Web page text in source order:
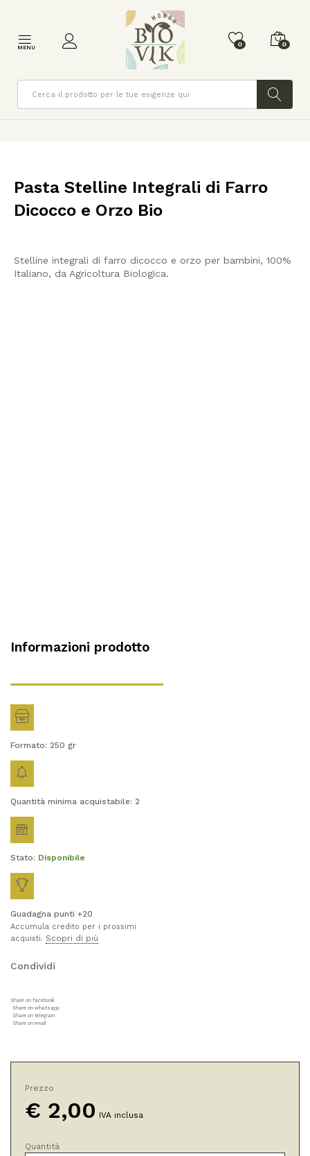
MENU 0 0
Cerca
Pasta Stelline Integrali di Farro
Dicocco e Orzo Bio
Stelline integrali di farro dicocco e orzo per bambini, 100%
Italiano, da Agricoltura Biologica.
Informazioni prodotto
Formato: 250 gr
Quantità minima acquistabile: 2
Stato: Disponibile
Guadagna punti +20
Accumula credito per i prossimi
acquisti. Scopri di più
Condividi
Share on facebook
Share on whatsapp
Share on telegram
Share on email
Prezzo
€ 2,00 IVA inclusa
Pasta
Quantità